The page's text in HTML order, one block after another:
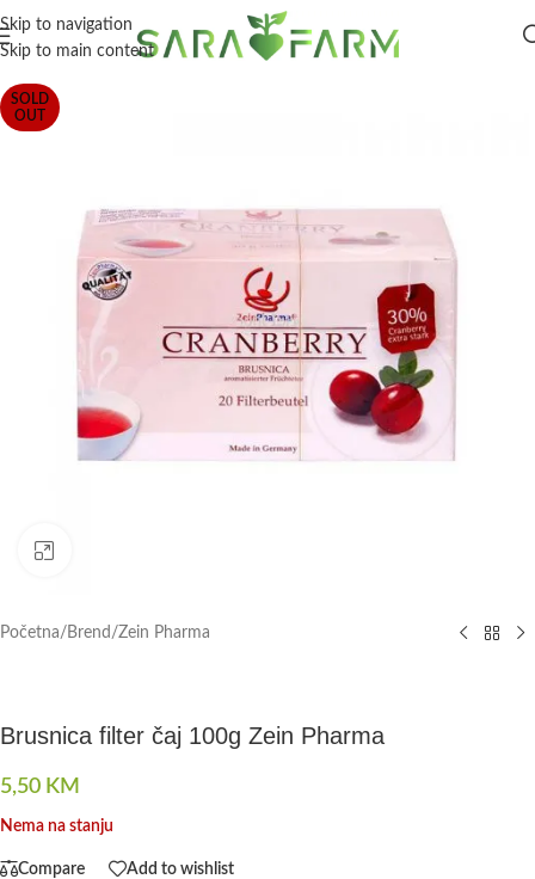
Skip to navigation
Skip to main content
SOLD
OUT
Početna/ Brend /Zein Pharma
Brusnica filter čaj 100g Zein Pharma
5,50 KM
Nema na stanju
Compare Add to wishlist